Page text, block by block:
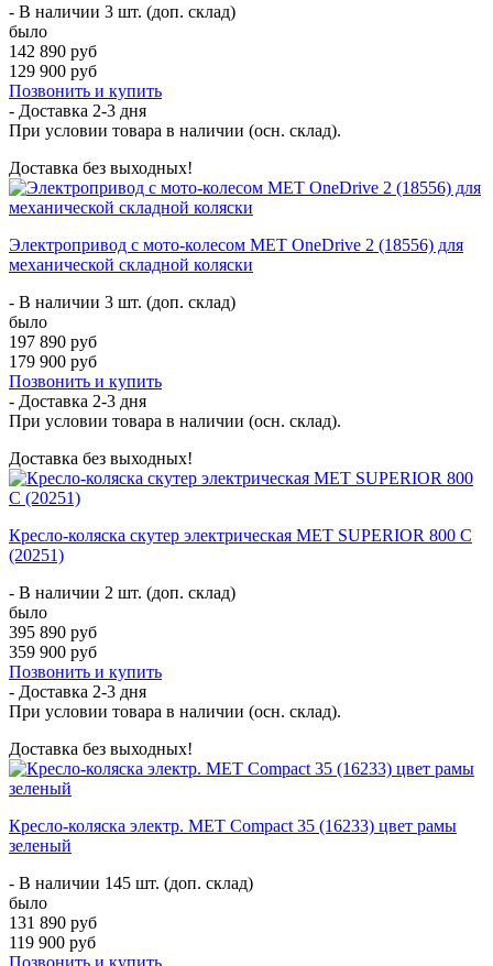
- В наличии 3 шт. (доп. склад)
было
142 890 руб
129 900 руб
Позвонить и купить
- Доставка 2-3 дня
При условии товара в наличии (осн. склад).
Доставка без выходных!
Электропривод с мото-колесом MET OneDrive 2 (18556) для
механической складной коляски
- В наличии 3 шт. (доп. склад)
было
197 890 руб
179 900 руб
Позвонить и купить
- Доставка 2-3 дня
При условии товара в наличии (осн. склад).
Доставка без выходных!
Кресло-коляска скутер электрическая MET SUPERIOR 800 C
(20251)
- В наличии 2 шт. (доп. склад)
было
395 890 руб
359 900 руб
Позвонить и купить
- Доставка 2-3 дня
При условии товара в наличии (осн. склад).
Доставка без выходных!
Кресло-коляска электр. MET Compact 35 (16233) цвет рамы
зеленый
- В наличии 145 шт. (доп. склад)
было
131 890 руб
119 900 руб
Позвонить и купить